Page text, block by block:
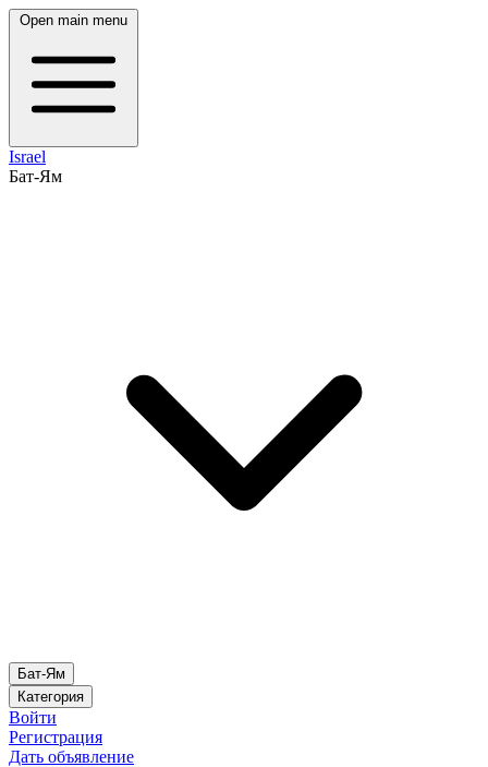
Open main menu
Israel
Бат-Ям
Бат-Ям
Категория
Войти
Регистрация
Дать объявление